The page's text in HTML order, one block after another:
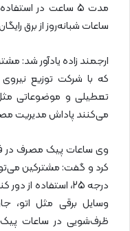
مدت 5 ساعت در
ساعات شبانه‌روز از برق
ارجمند زاده یادآور شد:
که با شرکت توزیع
تعطیلی و موضوعاتی
می‌کنند پاداش مدیریت
کرد و گفت: مشترکین
درجه 25، استفاده
وسایل برقی مثل اتو،
ظرف‌شویی در ساعات